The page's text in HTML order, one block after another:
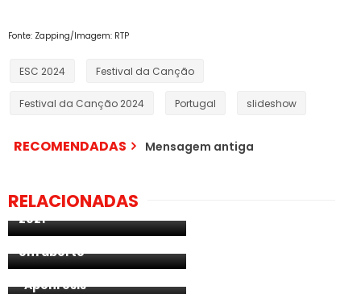
Fonte: Zapping/Imagem: RTP
ESC 2024 Festival da Canção
Festival da Canção 2024 Portugal slideshow
RECOMENDADAS Mensagem antiga
RELACIONADAS
artistas da SF4 do MGP
2021
ESC 2021: EBU/UER exclui o
cenário A para a
Eurovisão 2021.
Restantes planos ainda
em aberto
[Review] A rainha da
Grécia voltou com
"Apohrosis"